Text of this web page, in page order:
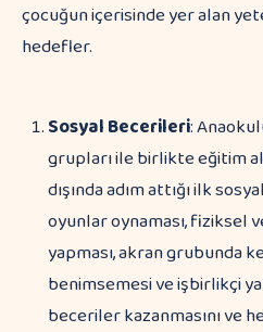
çocuğun içerisinde yer alan
hedefler.
Sosyal Becerileri:
grupları ile birlikte eğitim
dışında adım attığı ilk
oyunlar oynaması, fiziksel
yapması, akran grubunda
benimsemesi ve işbirlikçi
beceriler kazanmasını ve